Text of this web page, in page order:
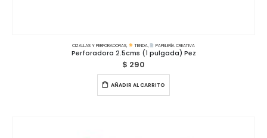
CIZALLAS Y PERFORADORAS, TIENDA, PAPELERÍA CREATIVA
Perforadora 2.5cms (1 pulgada) Pez
$ 290
AÑADIR AL CARRITO